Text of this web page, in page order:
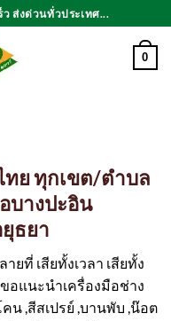
ว ส่งด่วนทั่วประเทศ...
0
ทย ทุกเขต/ตำบล
บางปะอิน
ธยา
ที่ เสียทั้งเวลา เสียทั้ง
อแนะนำเครื่องมือช่าง
,สีสเปรย์ ,บานพับ ,น๊อต